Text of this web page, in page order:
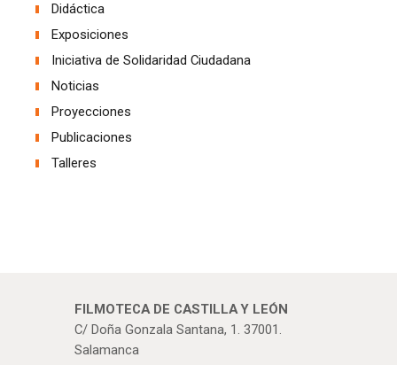
Didáctica
Exposiciones
Iniciativa de Solidaridad Ciudadana
Noticias
Proyecciones
Publicaciones
Talleres
FILMOTECA DE CASTILLA Y LEÓN
C/ Doña Gonzala Santana, 1. 37001.
Salamanca